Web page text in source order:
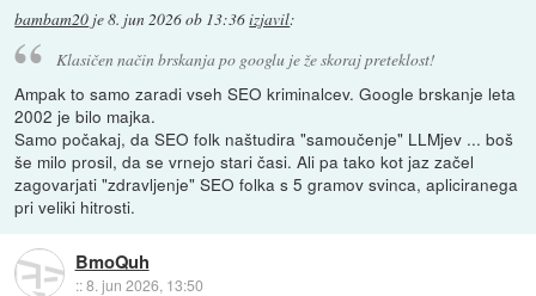
bambam20 je8. jun 2026 ob 13:36izjavil:
Klasičen način brskanja po googlu je že skoraj preteklost!
Ampak to samo zaradi vseh SEO kriminalcev. Google brskanje leta
2002 je bilo majka.
Samo počakaj, da SEO folk naštudira "samoučenje" LLMjev ... boš
še milo prosil, da se vrnejo stari časi. Ali pa tako kot jaz začel
zagovarjati "zdravljenje" SEO folka s 5 gramov svinca, apliciranega
pri veliki hitrosti.
BmoQuh
::8. jun 2026, 13:50